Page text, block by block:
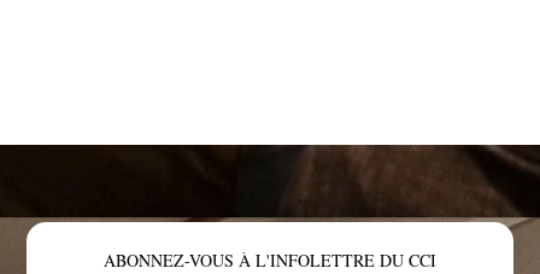
ABONNEZ-VOUS À L'INFOLETTRE DU CCI